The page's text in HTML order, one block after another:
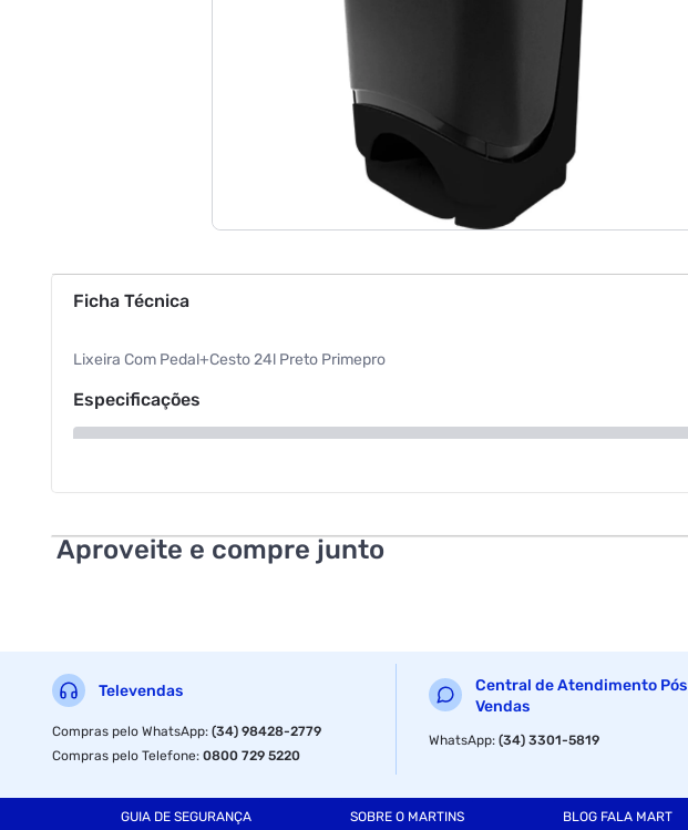
Ficha Técnica
Lixeira Com Pedal+Cesto 24l Preto Primepro
Especificações
Aproveite e compre junto
Televendas
Compras pelo WhatsApp:(34) 98428-2779
Compras pelo Telefone:0800 729 5220
Central de Atendimento Pós
Vendas
WhatsApp:(34) 3301-5819
GUIA DE SEGURANÇA SOBRE O MARTINS BLOG FALA MART